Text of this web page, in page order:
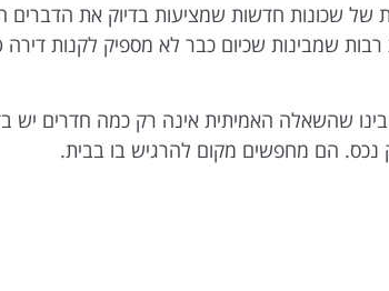
שכונות חדשות שמציעות בדיוק את הדברים
רבות שמבינות שכיום כבר לא מספיק לקנות
שהשאלה האמיתית אינה רק כמה חדרים יש
הם מחפשים מקום להרגיש בו בבית.